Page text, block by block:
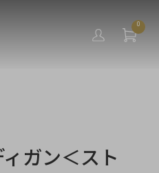
0
ガン＜スト